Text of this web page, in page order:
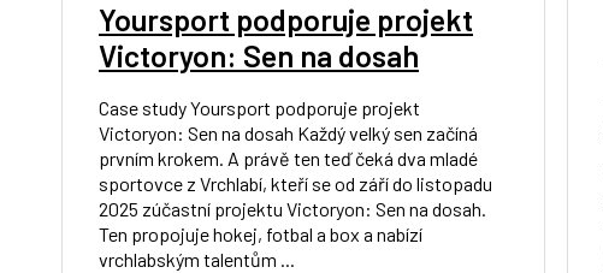
Yoursport podporuje projekt
Victoryon: Sen na dosah
Case study Yoursport podporuje projekt
Victoryon: Sen na dosah Každý velký sen začíná
prvním krokem. A právě ten teď čeká dva mladé
sportovce z Vrchlabí, kteří se od září do listopadu
2025 zúčastní projektu Victoryon: Sen na dosah.
Ten propojuje hokej, fotbal a box a nabízí
vrchlabským talentům ...